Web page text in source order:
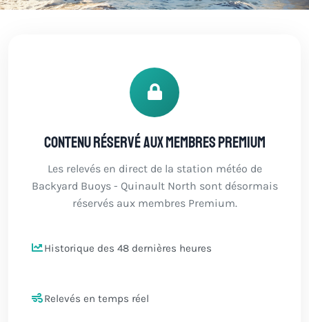
Contenu réservé aux membres Premium
Les relevés en direct de la station météo de
Backyard Buoys - Quinault North sont désormais
réservés aux membres Premium.
Historique des 48 dernières heures
Relevés en temps réel